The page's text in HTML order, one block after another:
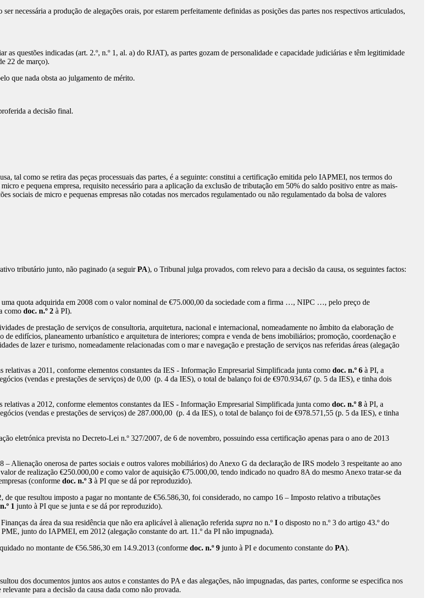
necessária a produção de alegações orais, por estarem perfeitamente definidas as posições das partes nos respectivos articulados,
questões indicadas (art. 2.º, n.º 1, al. a) do RJAT), as partes gozam de personalidade e capacidade judiciárias e têm legitimidade
22 de março).
que nada obsta ao julgamento de mérito.
a decisão final.
tal como se retira das peças processuais das partes, é a seguinte: constitui a certificação emitida pelo IAPMEI, nos termos do
e pequena empresa, requisito necessário para a aplicação da exclusão de tributação em 50% do saldo positivo entre as mais-
sociais de micro e pequenas empresas não cotadas nos mercados regulamentado ou não regulamentado da bolsa de valores
tributário junto, não paginado (a seguirPA), o Tribunal julga provados, com relevo para a decisão da causa, os seguintes factos:
uma quota adquirida em 2008 com o valor nominal de €75.000,00 da sociedade com a firma …, NIPC …, pelo preço de
como doc. n.º 2 à PI).
de prestação de serviços de consultoria, arquitetura, nacional e internacional, nomeadamente no âmbito da elaboração de
de edifícios, planeamento urbanístico e arquitetura de interiores; compra e venda de bens imobiliários; promoção, coordenação e
de lazer e turismo, nomeadamente relacionadas com o mar e navegação e prestação de serviços nas referidas áreas (alegação
relativas a 2011, conforme elementos constantes da IES - Informação Empresarial Simplificada junta como doc. n.º 6à PI, a
(vendas e prestações de serviços) de 0,00 (p. 4 da IES), o total de balanço foi de €970.934,67 (p. 5 da IES), e tinha dois
relativas a 2012, conforme elementos constantes da IES - Informação Empresarial Simplificada junta como doc. n.º 8à PI, a
(vendas e prestações de serviços) de 287.000,00 (p. 4 da IES), o total de balanço foi de €978.571,55 (p. 5 da IES), e tinha
eletrónica prevista no Decreto-Lei n.º 327/2007, de 6 de novembro, possuindo essa certificação apenas para o ano de 2013
– Alienação onerosa de partes sociais e outros valores mobiliários) do Anexo G da declaração de IRS modelo 3 respeitante ao ano
de realização €250.000,00 e como valor de aquisição €75.000,00, tendo indicado no quadro 8A do mesmo Anexo tratar-se da
(conforme doc. n.º 3à PI que se dá por reproduzido).
que resultou imposto a pagar no montante de €56.586,30, foi considerado, no campo 16 – Imposto relativo a tributações
1 junto à PI que se junta e se dá por reproduzido).
da área da sua residência que não era aplicável à alienação referida supra no n.º I o disposto no n.º 3 do artigo 43.º do
junto do IAPMEI, em 2012 (alegação constante do art. 11.º da PI não impugnada).
no montante de €56.586,30 em 14.9.2013 (conforme doc. n.º 9 junto à PI e documento constante do PA).
dos documentos juntos aos autos e constantes do PA e das alegações, não impugnadas, das partes, conforme se especifica nos
para a decisão da causa dada como não provada.